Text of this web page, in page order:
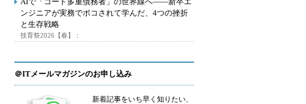
ンジニアが実務でボコされて学んだ、4つの挫折
と生存戦略
技育祭2026【春】：
＠ITメールマガジンのお申し込み
新着記事をいち早く知りたい、